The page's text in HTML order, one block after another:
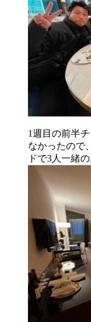
1週目の前半
なかったので
ドで3人一緒